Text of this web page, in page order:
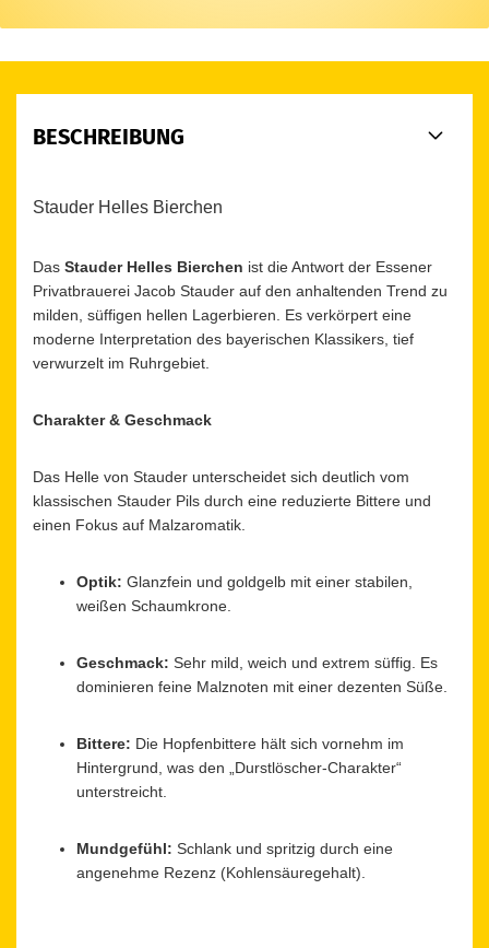
BESCHREIBUNG
Stauder Helles Bierchen
Das Stauder Helles Bierchen ist die Antwort der Essener
Privatbrauerei Jacob Stauder auf den anhaltenden Trend zu
milden, süffigen hellen Lagerbieren. Es verkörpert eine
moderne Interpretation des bayerischen Klassikers, tief
verwurzelt im Ruhrgebiet.
Charakter & Geschmack
Das Helle von Stauder unterscheidet sich deutlich vom
klassischen Stauder Pils durch eine reduzierte Bittere und
einen Fokus auf Malzaromatik.
Optik: Glanzfein und goldgelb mit einer stabilen,
weißen Schaumkrone.
Geschmack: Sehr mild, weich und extrem süffig. Es
dominieren feine Malznoten mit einer dezenten Süße.
Bittere: Die Hopfenbittere hält sich vornehm im
Hintergrund, was den „Durstlöscher-Charakter“
unterstreicht.
Mundgefühl: Schlank und spritzig durch eine
angenehme Rezenz (Kohlensäuregehalt).